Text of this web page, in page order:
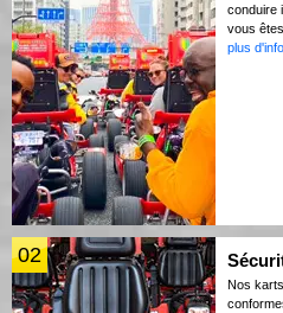
conduire
vous
plus
02
Nos